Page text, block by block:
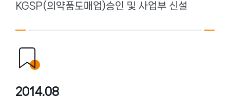
KGSP(의약품도매업)승인 및 사업부 신설
2014.08